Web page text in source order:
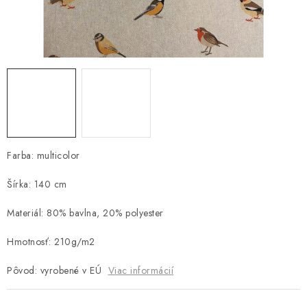
Platba a doprava
Reklamačný poriadok
Všeobecné obchodné podmienky
Ako využíváme cookies
Ochrana osobných údajov
Odstúpenie od zmluvy
Farba: multicolor
Šírka: 140 cm
Materiál: 80% bavlna, 20% polyester
Hmotnosť: 210g/m2
Pôvod: vyrobené v EÚ Viac informácií